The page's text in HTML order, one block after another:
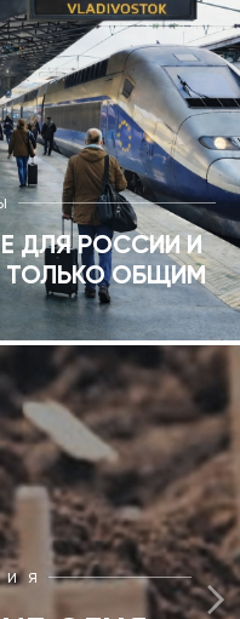
ДЛЯ РОССИИ И
ТОЛЬКО ОБЩИМ